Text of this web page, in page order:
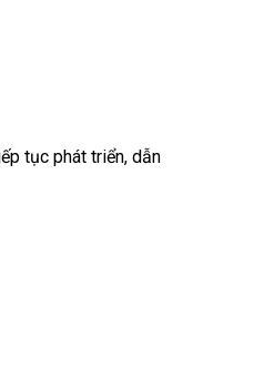
tục phát triển, dẫn